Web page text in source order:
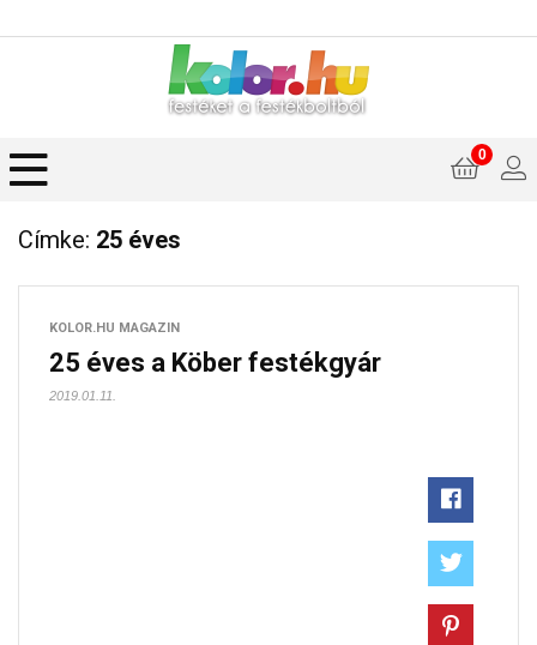
0
Címke: 25 éves
KOLOR.HU MAGAZIN
25 éves a Köber festékgyár
2019.01.11.